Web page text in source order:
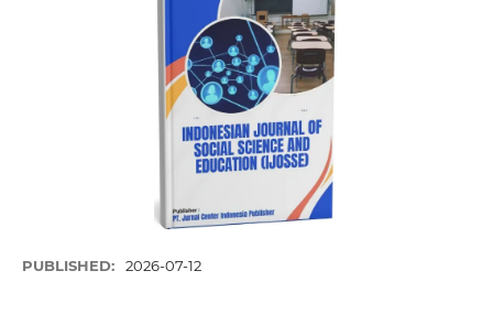
PUBLISHED: 2026-07-12